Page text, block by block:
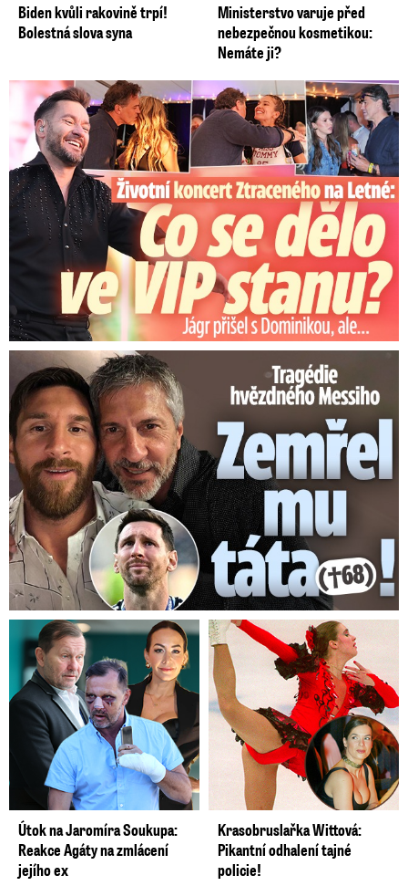
Biden kvůli rakovině trpí!
Bolestná slova syna
Ministerstvo varuje před
nebezpečnou kosmetikou:
Nemáte ji?
Koncert Ztraceného na Letné: Jágr přišel s Dominikou, ale...
Tragédie hvězdného Messiho: Zemřel mu táta (†68)!
Útok na Jaromíra Soukupa:
Reakce Agáty na zmlácení
jejího ex
Krasobruslařka Wittová:
Pikantní odhalení tajné
policie!